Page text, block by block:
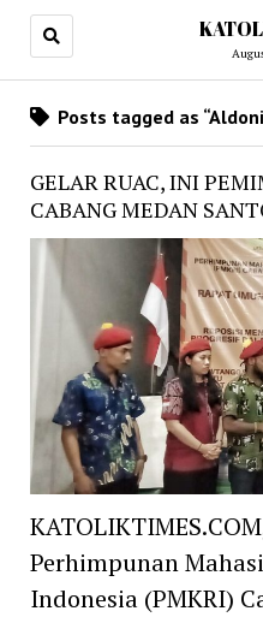
Posts tagged as
GELAR RUAC, INI
CABANG MEDAN
Perhimpunan
Indonesia (PMKRI)